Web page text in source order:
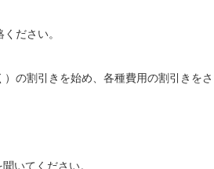
ださい。
の割引きを始め、各種費用の割引きをさ
いてください。